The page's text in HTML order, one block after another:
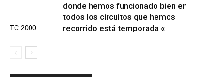
TC 2000
donde hemos funcionado bien en
todos los circuitos que hemos
recorrido está temporada «